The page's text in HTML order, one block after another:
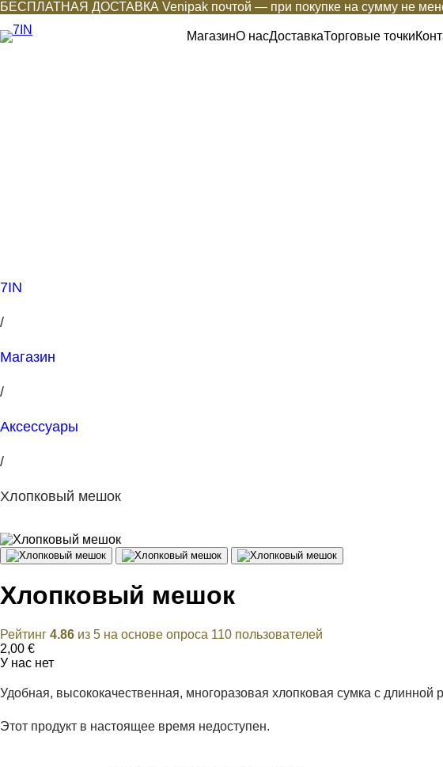
БЕСПЛАТНАЯ ДОСТАВКА Venipak почтой — при покупке на сумму не
МагазинО насДоставкаТорговые точки
7IN
/
Магазин
/
Аксессуары
/
Хлопковый мешок
Хлопковый мешок
Рейтинг 4.86 из 5 на основе опроса 110 пользователей
2,00 €
У нас нет
Удобная, высококачественная, многоразовая хлопковая сумка с длинной
Этот продукт в настоящее время недоступен.